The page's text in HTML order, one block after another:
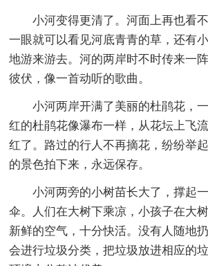
小河变得更清了。河面上再也看
一眼就可以看见河底青青的草，还有
地游来游去。河的两岸时不时传来一
彼伏，像一首动听的歌曲。
小河两岸开满了美丽的杜鹃花，
红的杜鹃花像瀑布一样，从花坛上飞
红了。路过的行人不再摘花，纷纷举
的景色拍下来，永远保存。
小河两旁的小树苗长大了，撑起
伞。人们在大树下乘凉，小孩子在大
新鲜的空气，十分快活。没有人随地
会进行垃圾分类，把垃圾放进相应的